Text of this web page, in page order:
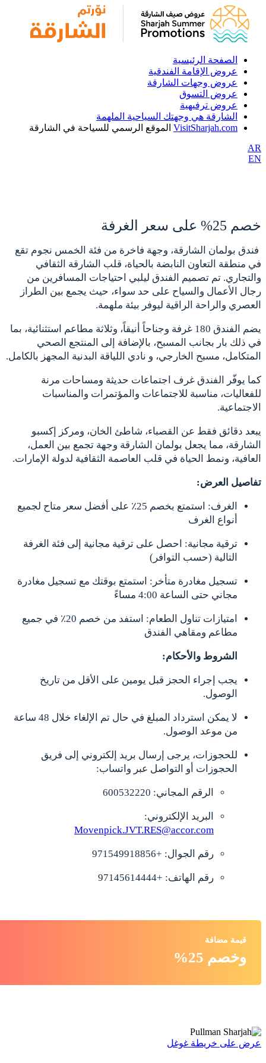
الصفحة الرئيسية
عروض الإقامة الفندقية
عروض وجهات الشارقة
عروض التسوق
عروض ترفيهية
الشارقة هي وجهتك السياحية الملهمة
VisitSharjah.com الموقع الرسمي للسياحة في الشارقة
AR
EN
خصم 25% على سعر الغرفة
فندق بولمان الشارقة، وجهة فاخرة من فئة الخمس نجوم تقع
في منطقة التعاون النابضة بالحياة، قلب الشارقة الثقافي
والتجاري. تم تصميم الفندق ليلبي احتياجات المسافرين من
رجال الأعمال والسياح على حد سواء، حيث يجمع بين الطراز
العصري والراحة الراقية ليوفر بيئة ملهمة.
يضم الفندق 180 غرفة وجناحاً أنيقاً، وثلاثة مطاعم استثنائية، بما
في ذلك بار بجانب المسبح، بالإضافة إلى المنتجع الصحي
المتكامل، مسبح الخارجي، و نادي اللياقة البدنية المجهز بالكامل.
كما يوفّر الفندق غرف اجتماعات حديثة ومساحات مرنة
للفعاليات، مناسبة للاجتماعات والمؤتمرات والمناسبات
الاجتماعية.
يبعد دقائق فقط عن القصباء، شاطئ الخان، ومركز إكسبو
الشارقة، مما يجعل بولمان الشارقة وجهة تجمع بين العمل،
العافية، ونمط الحياة في قلب العاصمة الثقافية لدولة الإمارات.
تفاصيل العرض:
الغرف: استمتع بخصم 25٪ على أفضل سعر متاح لجميع
أنواع الغرف
ترقية مجانية: احصل على ترقية مجانية إلى فئة الغرفة
التالية (حسب التوافر)
تسجيل مغادرة متأخر: استمتع بوقتك مع تسجيل مغادرة
مجاني حتى الساعة 4:00 مساءً
امتيازات تناول الطعام: استفد من خصم 20٪ في جميع
مطاعم ومقاهي الفندق
الشروط والأحكام:
يجب إجراء الحجز قبل يومين على الأقل من تاريخ
الوصول.
لا يمكن استرداد المبلغ في حال تم الإلغاء خلال 48 ساعة
من موعد الوصول.
للحجوزات، يرجى إرسال بريد إلكتروني إلى فريق
الحجوزات أو التواصل عبر واتساب:
الرقم المجاني: 600532220
البريد الإلكتروني:
Movenpick.JVT.RES@accor.com
رقم الجوال: +971549918856
رقم الهاتف: +97145614444
قيمة مضافة
وخصم 25%
عرض على خريطة غوغل